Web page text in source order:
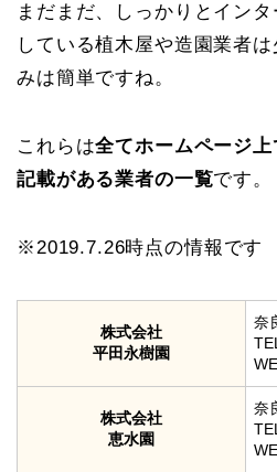
まだまだ、しっかりとイン
している植木屋や造園業者
みは簡単ですね。
これらは全てホームページ
記載がある業者の一覧です。
※2019.7.26時点の情報です
株式会社
平田永樹園
奈
株式会社
恵水園
奈